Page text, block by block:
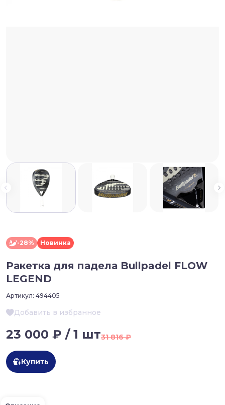
-28% Новинка
Ракетка для падела Bullpadel FLOW
LEGEND
Артикул: 494405
Добавить в избранное
23 000 ₽ / 1 шт31 816 ₽
Купить